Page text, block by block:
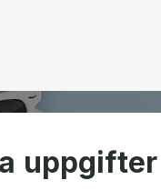
uppgifter